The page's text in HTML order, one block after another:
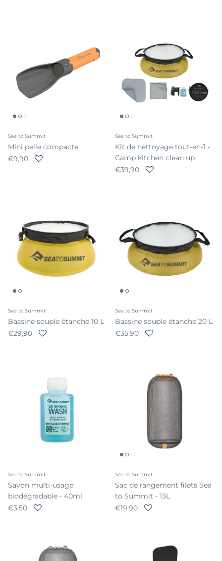
Sea to Summit
Mini pelle compacte
Prix habituel
€9,90
Sea to Summit
Kit de nettoyage tout-en-1 -
Camp kitchen clean up
Prix habituel
€39,90
Sea to Summit
Bassine souple étanche 10 L
Prix habituel
€29,90
Sea to Summit
Bassine souple étanche 20 L
Prix habituel
€35,90
Sea to Summit
Savon multi-usage
biodégradable - 40ml
Prix habituel
€3,50
Sea to Summit
Sac de rangement filets Sea
to Summit - 13L
Prix habituel
€19,90